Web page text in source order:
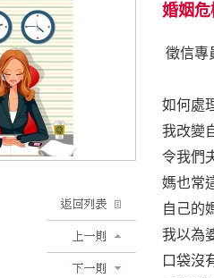
婚姻
徵信專
如何處
我改變
令我們
媽也常
自己的
我以為
口袋沒